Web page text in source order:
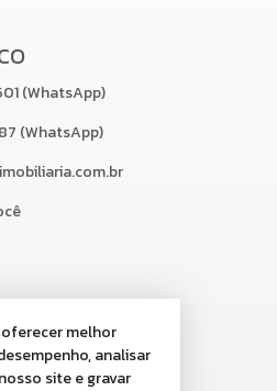
(WhatsApp)
(WhatsApp)
melhor
analisar
site e gravar